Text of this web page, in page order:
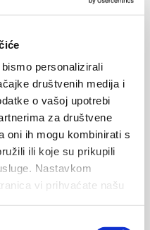
personalizirali
društvenih medija i
o vašoj upotrebi
za društvene
oni ih mogu kombinirati s
ili koje su prikupili
Nastavkom
vi prihvaćate našu
жилья и